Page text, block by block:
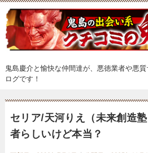
鬼島慶介と愉快な仲間達が、悪徳業者や悪
ログです！
セリア/天河りえ（未来創造
者らしいけど本当？